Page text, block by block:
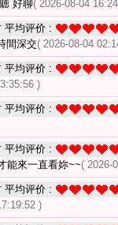
好聊( 2026-08-04
平均评价 :
間深交( 2026-08-04
平均评价 :
)
平均评价 :
平均评价 :
能來一直看妳~~( 2026-
平均评价 :
)